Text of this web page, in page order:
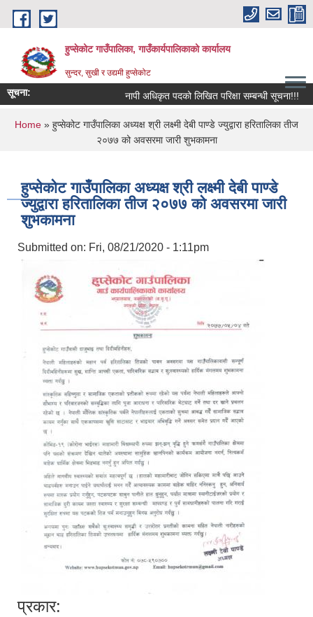
Skip to main content
हुप्सेकोट गाउँपालिका, गाउँकार्यपालिकाको कार्यालय
सुन्दर, सुखी र उद्यमी हुप्सेकोट
सूचना: नापी अधिकृत पदको लिखित परिक्षा सम्बन्धी सूचना!!!
You are here
Home » हुप्सेकोट गाउँपालिका अध्यक्ष श्री लक्ष्मी देबी पाण्डे ज्युद्वारा हरितालिका तीज
२०७७ को अवसरमा जारी शुभकामना
हुप्सेकोट गाउँपालिका अध्यक्ष श्री लक्ष्मी देबी पाण्डे
ज्युद्वारा हरितालिका तीज २०७७ को अवसरमा जारी
शुभकामना
Submitted on: Fri, 08/21/2020 - 1:11pm
प्रकार: